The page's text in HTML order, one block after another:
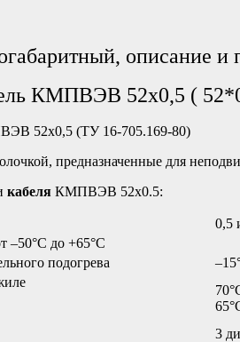
описание и
КМПВЭВ 52х0,5 (
52х0,5 (ТУ 16-705.169-80)
предназначенные для
кабеля КМПВЭВ 52х0.5:
0,5
–50°C до +65°C
подогрева
3